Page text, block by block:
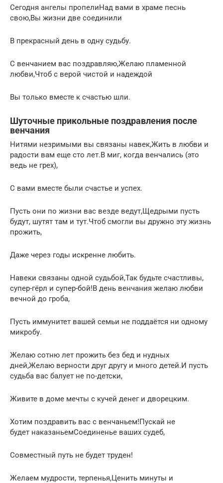
Сегодня ангелы пропелиНад вами в храме песнь
свою,Вы жизни две соединили
В прекрасный день в одну судьбу.
С венчанием вас поздравляю,Желаю пламенной
любви,Чтоб с верой чистой и надеждой
Вы только вместе к счастью шли.
Шуточные прикольные поздравления после
венчания
Нитями незримыми вы связаны навек,Жить в любви и
радости вам еще сто лет.В миг, когда венчались (это
ведь не грех),
С вами вместе были счастье и успех.
Пусть они по жизни вас везде ведут,Щедрыми пусть
будут, шутят там и тут.Чтоб смогли вы дружно эту жизнь
прожить,
Даже через годы искренне любить.
Навеки связаны одной судьбой,Так будьте счастливы,
супер-гёрл и супер-бой!В день венчания желаю любви
вечной до гроба,
Пусть иммунитет вашей семьи не поддаётся ни одному
микробу.
Желаю сотню лет прожить без бед и нудных
дней,Желаю верности друг другу и много детей.И пусть
судьба вас балует не по-детски,
Живите в доме мечты с кучей денег и дворецким.
Хотим поздравить вас с венчаньем!Пускай не
будет наказаньемСоединенье ваших судеб,
Совместный путь не будет труден!
Желаем мудрости, терпенья,Ценить минуты и